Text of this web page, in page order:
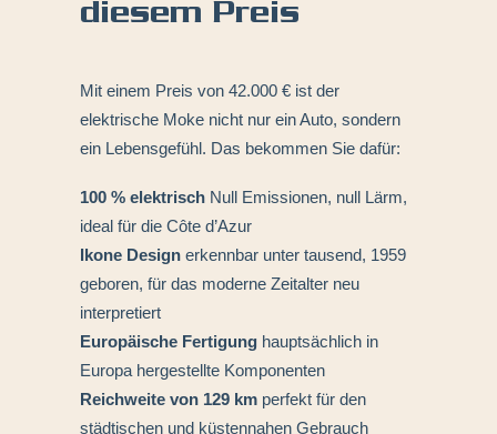
diesem Preis
Mit einem Preis von 42.000 € ist der
elektrische Moke nicht nur ein Auto, sondern
ein Lebensgefühl. Das bekommen Sie dafür:
100 % elektrisch Null Emissionen, null Lärm,
ideal für die Côte d’Azur
Ikone Design erkennbar unter tausend, 1959
geboren, für das moderne Zeitalter neu
interpretiert
Europäische Fertigung hauptsächlich in
Europa hergestellte Komponenten
Reichweite von 129 km perfekt für den
städtischen und küstennahen Gebrauch